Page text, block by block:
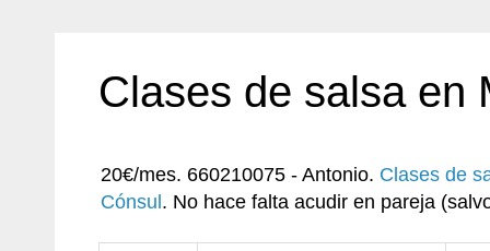
Clases de salsa en
20€/mes. 660210075 - Antonio. Clases de
Cónsul . No hace falta acudir en pareja